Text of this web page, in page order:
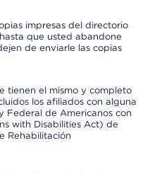
impresas del directorio
que usted abandone
de enviarle las copias
tienen el mismo y completo
los afiliados con alguna
Federal de Americanos con
with Disabilities Act) de
Rehabilitación